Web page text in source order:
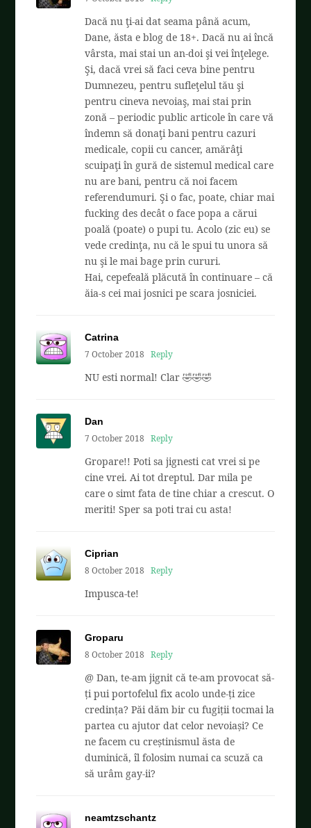
Dacă nu ţi-ai dat seama până acum,
Dane, ăsta e blog de 18+. Dacă nu ai încă
vârsta, mai stai un an-doi şi vei înţelege.
Şi, dacă vrei să faci ceva bine pentru
Dumnezeu, pentru sufleţelul tău şi
pentru cineva nevoiaş, mai stai prin
zonă – periodic public articole în care vă
îndemn să donaţi bani pentru cazuri
medicale, copii cu cancer, amărâţi
scuipaţi în gură de sistemul medical care
nu are bani, pentru că noi facem
referendumuri. Şi o fac, poate, chiar mai
fucking des decât o face popa a cărui
poală (poate) o pupi tu. Acolo (zic eu) se
vede credinţa, nu că le spui tu unora să
nu şi le mai bage prin cururi.
Hai, cepefeală plăcută în continuare – că
ăia-s cei mai josnici pe scara josniciei.
Catrina
7 October 2018
Reply
NU esti normal! Clar 🤣🤣🤣
Dan
7 October 2018
Reply
Gropare!! Poti sa jignesti cat vrei si pe
cine vrei. Ai tot dreptul. Dar mila pe
care o simt fata de tine chiar a crescut. O
meriti! Sper sa poti trai cu asta!
Ciprian
8 October 2018
Reply
Impusca-te!
Groparu
8 October 2018
Reply
@ Dan, te-am jignit că te-am provocat să-
ți pui portofelul fix acolo unde-ți zice
credința? Păi dăm bir cu fugiții tocmai la
partea cu ajutor dat celor nevoiași? Ce
ne facem cu creștinismul ăsta de
duminică, îl folosim numai ca scuză ca
să urâm gay-ii?
neamtzschantz